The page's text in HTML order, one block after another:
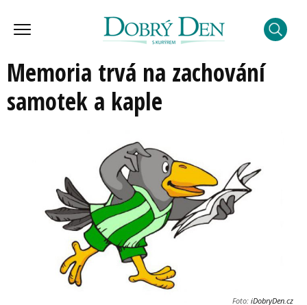
Memoria trvá na zachování
samotek a kaple
Foto: iDobryDen.cz